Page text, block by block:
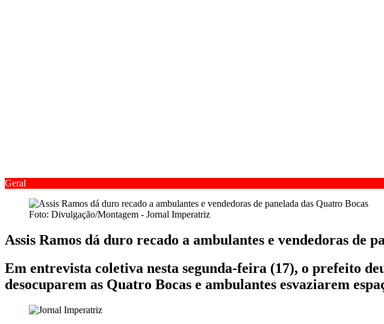
Geral
Foto: Divulgação/Montagem - Jornal Imperatriz
Assis Ramos dá duro recado a ambulantes e vendedoras de
Em entrevista coletiva nesta segunda-feira (17), o prefeito
desocuparem as Quatro Bocas e ambulantes esvaziarem